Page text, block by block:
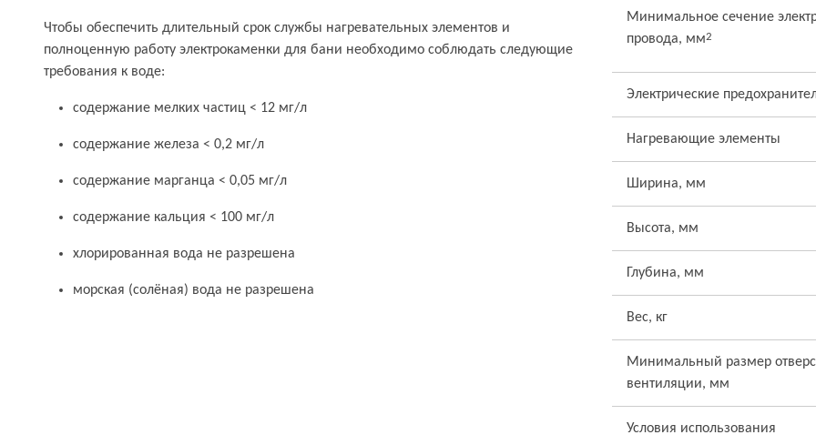
Чтобы обеспечить длительный срок службы нагревательных элементов и
полноценную работу электрокаменки для бани необходимо соблюдать следующие
требования к воде:
содержание мелких частиц < 12 мг/л
содержание железа < 0,2 мг/л
содержание марганца < 0,05 мг/л
содержание кальция < 100 мг/л
хлорированная вода не разрешена
морская (солёная) вода не разрешена
Минимальное сечение
провода, мм2
Электрические
Нагревающие элементы
Ширина, мм
Высота, мм
Глубина, мм
Вес, кг
Минимальный размер
вентиляции, мм
Условия использования